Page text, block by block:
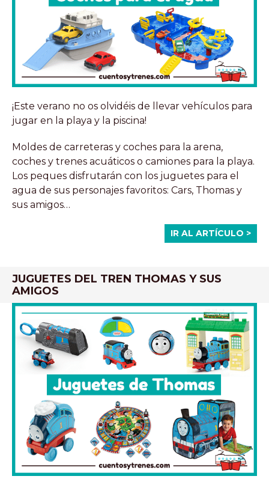
¡Este verano no os olvidéis de llevar vehículos para
jugar en la playa y la piscina!
Moldes de carreteras y coches para la arena,
coches y trenes acuáticos o camiones para la playa.
Los peques disfrutarán con los juguetes para el
agua de sus personajes favoritos: Cars, Thomas y
sus amigos…
IR AL ARTÍCULO >
JUGUETES DEL TREN THOMAS Y SUS
AMIGOS